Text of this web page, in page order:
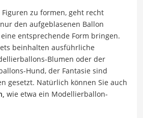
zu formen, geht recht
den aufgeblasenen Ballon
entsprechende Form bringen.
beinhalten ausführliche
Blumen oder der
Hund, der Fantasie sind
gesetzt. Natürlich können Sie auch
wie etwa ein Modellierballon-